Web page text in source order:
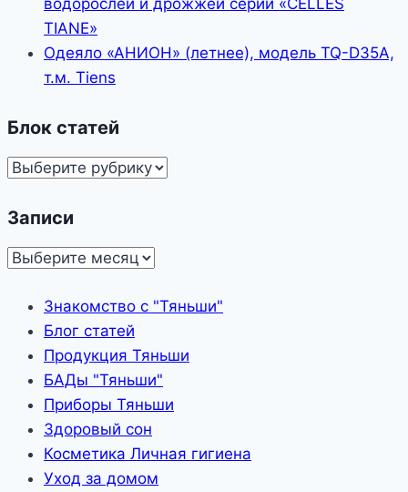
водорослей и дрожжей серии «CELLES
TIANE»
Одеяло «АНИОН» (летнее), модель TQ-D35A,
т.м. Tiens
Блок статей
Блок
Записи
Записи
Знакомство с "Тяньши"
Блог статей
Продукция Тяньши
БАДы "Тяньши"
Приборы Тяньши
Здоровый сон
Косметика Личная гигиена
Уход за домом